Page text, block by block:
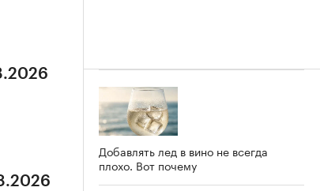
Добавлять лед в вино не всегда
плохо. Вот почему